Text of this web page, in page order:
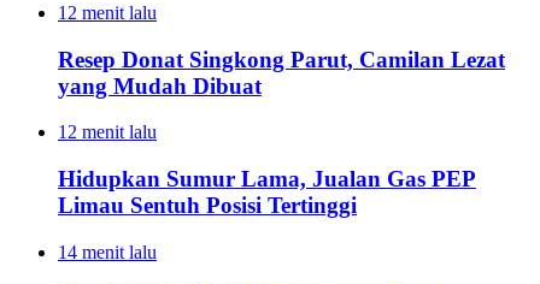
12 menit lalu
Resep Donat Singkong Parut, Camilan Lezat
yang Mudah Dibuat
12 menit lalu
Hidupkan Sumur Lama, Jualan Gas PEP
Limau Sentuh Posisi Tertinggi
14 menit lalu